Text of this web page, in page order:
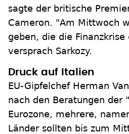
sagte der britische
Cameron. "Am Mittwoch
geben, die die
versprach Sarkozy.
Druck auf Italien
EU-Gipfelchef Herman
nach den Beratungen der
Eurozone, mehrere,
Länder sollten bis zum